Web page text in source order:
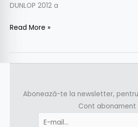
DUNLOP 2012 a
Read More »
Abonează-te la newsletter,
Cont abonament